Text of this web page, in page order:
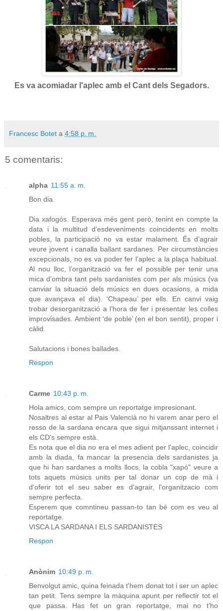
Es va acomiadar l'aplec amb el Cant dels Segadors.
Francesc Botet a 4:58 p. m.
5 comentaris:
alpha 11:55 a. m.
Bon dia.
Dia xafogós. Esperava més gent però, tenint en compte la
data i la multitud d’esdeveniments coincidents en molts
pobles, la participació no va estar malament. És d’agrair
veure jovent i canalla ballant sardanes. Per circumstàncies
excepcionals, no es va poder fer l’aplec a la plaça habitual.
Al nou lloc, l’organització va fer el possible per tenir una
mica d’ombra tant pels sardanistes com per als músics (va
canviar la situació dels músics en dues ocasions, a mida
que avançava el dia). ‘Chapeau’ per ells. En canvi vaig
trobar desorganització a l’hora de fer i presentar les colles
improvisades. Ambient ‘de poble’ (en el bon sentit), proper i
càlid.
Salutacions i bones ballades.
Respon
Carme 10:43 p. m.
Hola amics, com sempre un reportatge impresionant.
Nosaltres al estar al Pais Valencià no hi varem anar pero el
resso de la sardana encara que sigui mitjanssant internet i
els CD's sempre està.
Es nota que el dia no era el mes adient per l'aplec, coincidir
amb la diada, fa mancar la presencia dels sardanistes ja
que hi han sardanes a molts llocs, la cobla "xapó" veure a
tots aquets músics units per tal donar un cop de mà i
d'oferir tot el seu saber es d'agrair, l'organitzacio com
sempre perfecta.
Esperem que comntineu passan-to tan bé com es veu al
reportatge.
VISCA LA SARDANA I ELS SARDANISTES
Respon
Anònim 10:49 p. m.
Benvolgut amic, quina feinada t'hem donat tot i ser un aplec
tan petit. Tens sempre la màquina apunt per reflectir tot el
que passa. Has fet un gran reportatge, mai no t'ho